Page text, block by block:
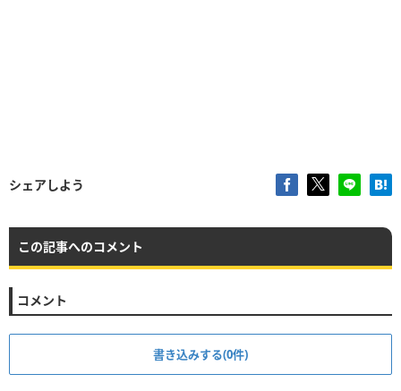
シェアしよう
この記事へのコメント
コメント
書き込みする(0件)